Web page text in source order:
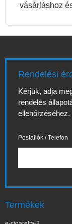
vásárláshoz
Rendelési
Kérjük, adja
rendelés
ellenőrzéséhez.
Postafiók / Telefon
Termékek